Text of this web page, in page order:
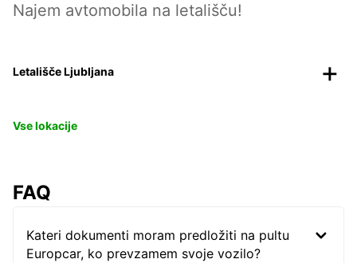
Najem avtomobila na letališču!
Letališče Ljubljana
Vse lokacije
FAQ
Kateri dokumenti moram predložiti na pultu
Europcar, ko prevzamem svoje vozilo?